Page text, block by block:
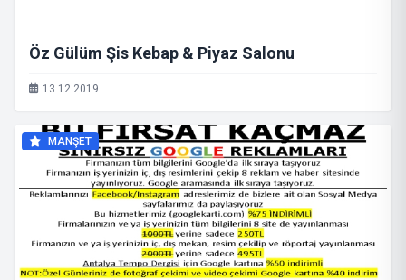
Öz Gülüm Şis Kebap & Piyaz Salonu
13.12.2019
MANŞET